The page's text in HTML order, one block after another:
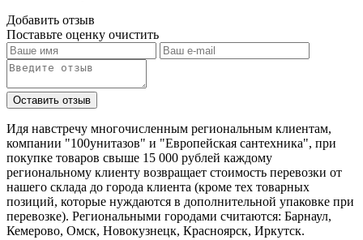
Добавить отзыв
Поставьте оценку очистить
Идя навстречу многочисленным региональным клиентам,
компании "100унитазов" и "Европейская сантехника", при
покупке товаров свыше 15 000 рублей каждому
региональному клиенту возвращает стоимость перевозки от
нашего склада до города клиента (кроме тех товарных
позиций, которые нуждаются в дополнительной упаковке при
перевозке). Региональными городами считаются: Барнаул,
Кемерово, Омск, Новокузнецк, Красноярск, Иркутск.